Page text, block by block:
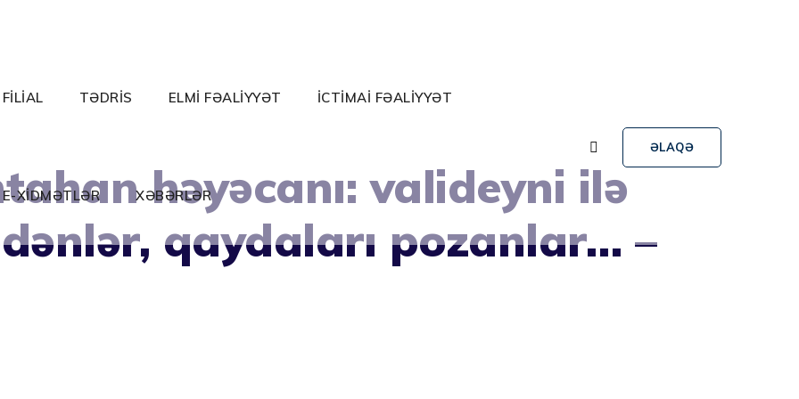
FİLİAL TƏDRİS ELMİ FƏALİYYƏT İCTİMAİ FƏALİYYƏT
E-XİDMƏTLƏR XƏBƏRLƏR
ƏLAQƏ
həyəcanı: valideyni ilə
qaydaları pozanlar… –